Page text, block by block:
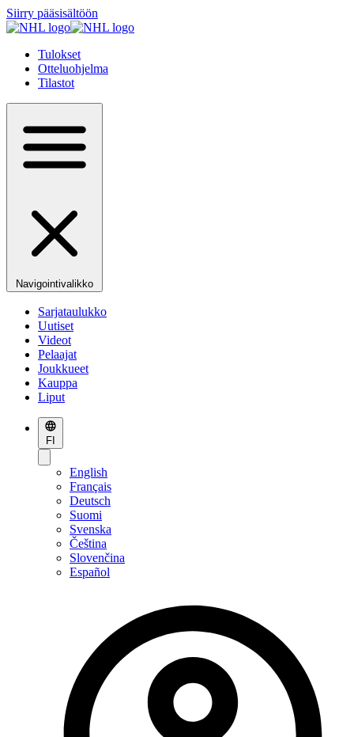
Siirry pääsisältöön
Tulokset
Otteluohjelma
Tilastot
Navigointivalikko
Sarjataulukko
Uutiset
Videot
Pelaajat
Joukkueet
Kauppa
Liput
FI
English
Français
Deutsch
Suomi
Svenska
Čeština
Slovenčina
Español